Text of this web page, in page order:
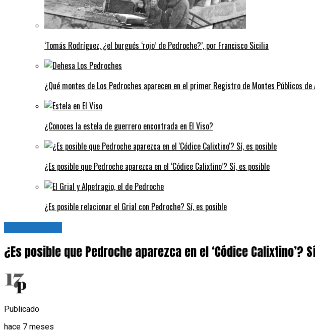
‘Tomás Rodríguez, ¿el burgués ‘rojo’ de Pedroche?’, por Francisco Sicilia
¿Qué montes de Los Pedroches aparecen en el primer Registro de Montes Públicos de
¿Conoces la estela de guerrero encontrada en El Viso?
¿Es posible que Pedroche aparezca en el ‘Códice Calixtino’? Sí, es posible
¿Es posible relacionar el Grial con Pedroche? Sí, es posible
¿Es posible que Pedroche aparezca en el ‘Códice Calixtino’?
Publicado
hace 7 meses